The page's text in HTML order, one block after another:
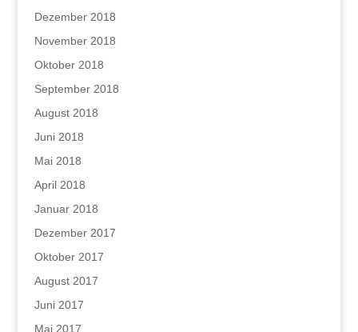
Dezember 2018
November 2018
Oktober 2018
September 2018
August 2018
Juni 2018
Mai 2018
April 2018
Januar 2018
Dezember 2017
Oktober 2017
August 2017
Juni 2017
Mai 2017